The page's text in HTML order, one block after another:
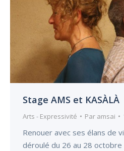
Stage AMS et KASÀLÀ
Arts - Expressivité Par amsai
Renouer avec ses élans de
déroulé du 26 au 28 octobre